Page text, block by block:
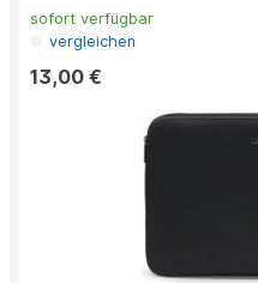
sofort verfügbar
vergleichen
13,00 €